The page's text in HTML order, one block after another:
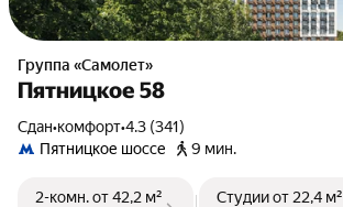
Группа «Самолет»
Пятницкое 58
Сдан•комфорт•4.3 (341)
Пятницкое шоссе
9 мин.
2-комн.от 42,2 м²
Студииот 22,4 м²